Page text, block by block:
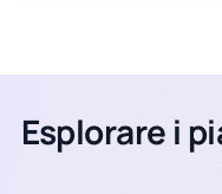
Esplorare i